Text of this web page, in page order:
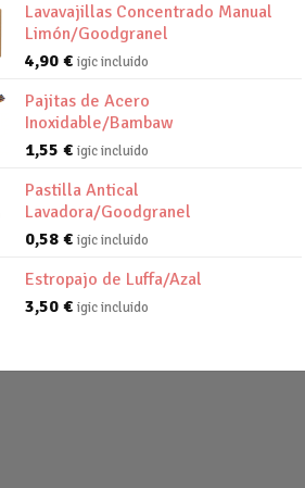
Lavavajillas Concentrado Manual
Limón/Goodgranel
4,90 € igic incluido
Pajitas de Acero
Inoxidable/Bambaw
1,55 € igic incluido
Pastilla Antical
Lavadora/Goodgranel
0,58 € igic incluido
Estropajo de Luffa/Azal
3,50 € igic incluido